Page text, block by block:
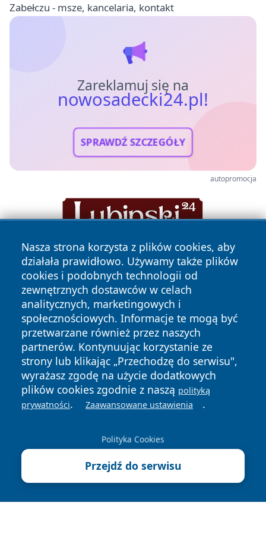
Zabełczu - msze, kancelaria, kontakt
Zareklamuj się na
nowosadecki24.pl!
SPRAWDŹ SZCZEGÓŁY
autopromocja
Nasza strona korzysta z plików cookies, aby
działała prawidłowo. Używamy także plików
cookies i podobnych technologii od
zewnętrznych dostawców w celach
analitycznych, marketingowych i
społecznościowych. Informacje te mogą być
przetwarzane również przez naszych
partnerów. Kontynuując korzystanie ze
strony lub klikając „Przechodzę do serwisu",
wyrażasz zgodę na użycie dodatkowych
plików cookies zgodnie z naszą polityką
prywatności. Zaawansowane ustawienia .
Polityka Cookies
Przejdź do serwisu
Copyright © 2026 nowosadecki24.pl Wszystkie prawa
zastrzeżone.
News Autorzy
Polityka
Prywatności
Polityka
Cookies